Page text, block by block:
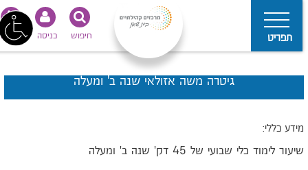
תפריט נגישות כניסה חיפוש
גיטרה משה אזולאי שנה ב' ומעלה
כללי:
לימוד כלי שבועי של 45 דק' שנה ב' ומעלה